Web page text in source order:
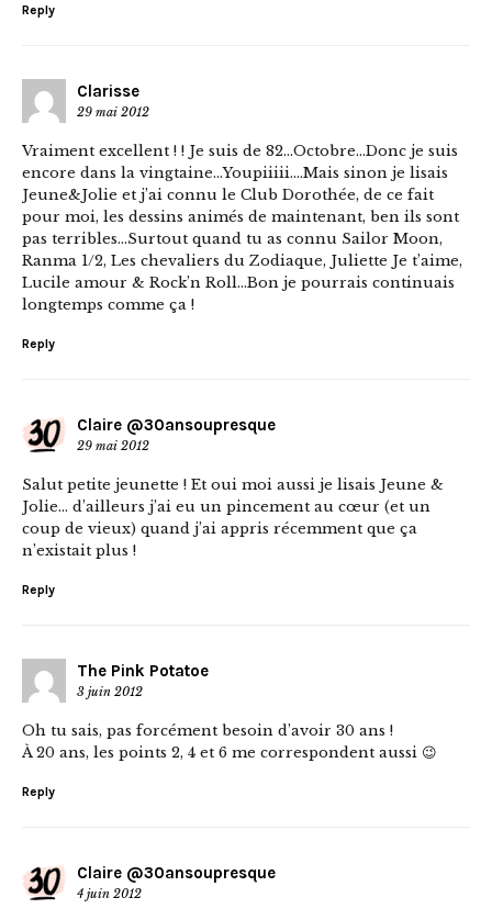
Reply
Clarisse
29 mai 2012
Vraiment excellent ! ! Je suis de 82…Octobre…Donc je suis
encore dans la vingtaine…Youpiiiii….Mais sinon je lisais
Jeune&Jolie et j’ai connu le Club Dorothée, de ce fait
pour moi, les dessins animés de maintenant, ben ils sont
pas terribles…Surtout quand tu as connu Sailor Moon,
Ranma 1/2, Les chevaliers du Zodiaque, Juliette Je t’aime,
Lucile amour & Rock’n Roll…Bon je pourrais continuais
longtemps comme ça !
Reply
Claire @30ansoupresque
29 mai 2012
Salut petite jeunette ! Et oui moi aussi je lisais Jeune &
Jolie… d’ailleurs j’ai eu un pincement au cœur (et un
coup de vieux) quand j’ai appris récemment que ça
n’existait plus !
Reply
The Pink Potatoe
3 juin 2012
Oh tu sais, pas forcément besoin d’avoir 30 ans !
À 20 ans, les points 2, 4 et 6 me correspondent aussi 😉
Reply
Claire @30ansoupresque
4 juin 2012